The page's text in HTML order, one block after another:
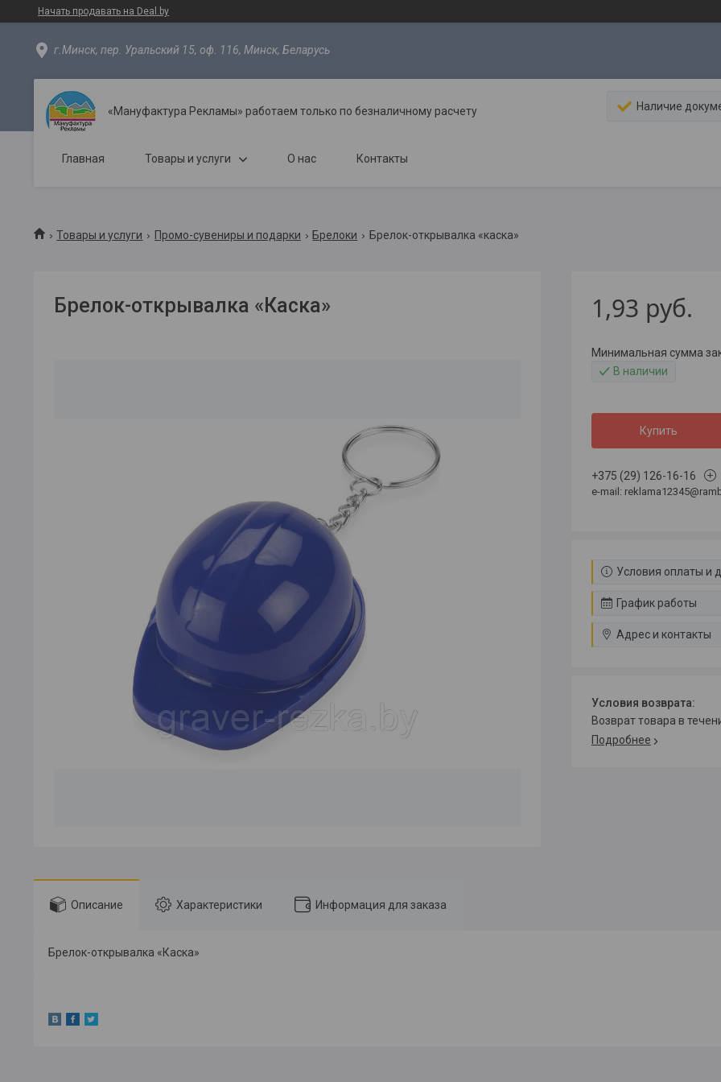
Начать продавать на Deal.by
г.Минск, пер. Уральский 15, оф. 116, Минск, Беларусь
«Мануфактура Рекламы» работаем только по безналичному расчету Наличие
Главная Товары и услуги О нас Контакты
Товары и услуги Промо-сувениры и подарки Брелоки Брелок-открывалка «каска»
Брелок-открывалка «Каска» 1,93 руб.
Минимальная сумма
В наличии
Купить
+375 (29) 126-16-16
e-mail:
Условия оплаты и
График работы
Адрес и контакты
возврат товара в
Подробнее
Описание Характеристики Информация для заказа
Брелок-открывалка «Каска»